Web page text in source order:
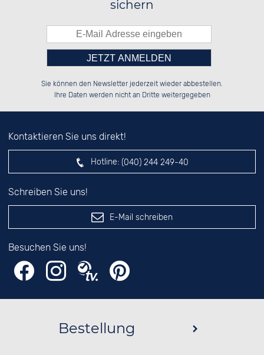
sichern
░░░░██░░░░░░██░░██░░░░░░░░░░██░░
░░████░░░░████░░██████░░░░████░░
░░░░██░░░░░░██░░██░░██░░██░░░░░░
Bitte tragen Sie die Zahl in
das nebenstehende Feld ein.
Sie können den Newsletter jederzeit wieder abbestellen.
Ihre Daten werden nicht an Dritte weitergegeben
Kontaktieren Sie uns direkt!
Hotline: (040) 244 249-40
Schreiben Sie uns!
E-Mail schreiben
Besuchen Sie uns!
Bestellung